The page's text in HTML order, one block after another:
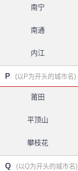
南宁
南通
内江
P (以P为开头的城市名)
莆田
平顶山
攀枝花
Q (以Q为开头的城市名)